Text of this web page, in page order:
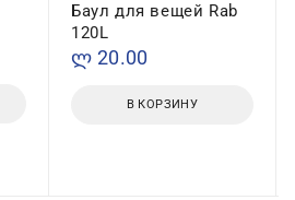
Баул для вещей Rab
120L
ლ 20.00
В КОРЗИНУ